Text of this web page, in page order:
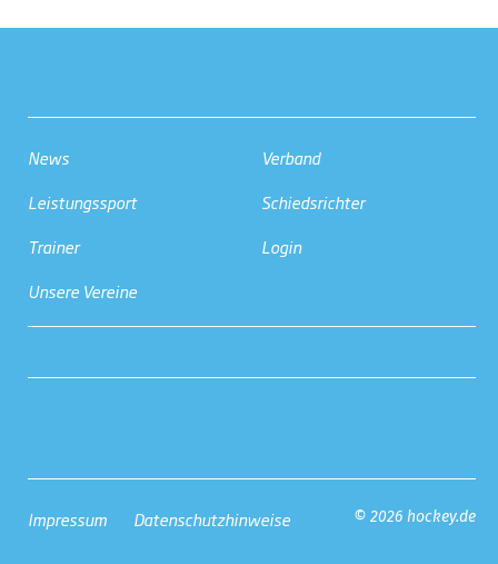
News
Leistungssport
Trainer
Unsere Vereine
Verband
Schiedsrichter
Login
Impressum Datenschutzhinweise © 2026 hockey.de